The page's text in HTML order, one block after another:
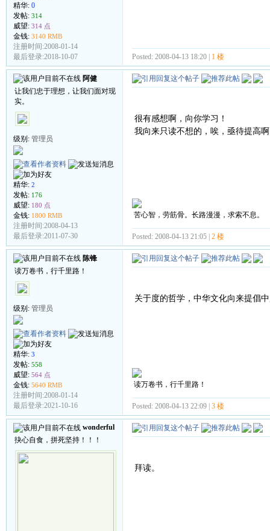
精华: 0
发帖: 314
威望: 314 点
金钱: 3140 RMB
注册时间:2008-01-14
最后登录:2018-10-07
Posted: 2008-04-13 18:20 | 1 楼
阿健
让我们忠于理想，让我们面对现
实。
级别: 管理员
精华: 2
发帖: 176
威望: 180 点
金钱: 1800 RMB
注册时间:2008-04-13
最后登录:2011-07-30
很有感想啊，向你学习！
我向来只读不想的，唉，亟待提高
苦心智，劳筋骨。长路漫漫，求索不息。
Posted: 2008-04-13 21:05 | 2 楼
陈锋
读万卷书，行千里路！
级别: 管理员
精华: 3
发帖: 558
威望: 564 点
金钱: 5640 RMB
注册时间:2008-01-14
最后登录:2021-10-16
关于度的哲学，中华文化向来提倡
读万卷书，行千里路！
Posted: 2008-04-13 22:09 | 3 楼
wonderful
抉心自食，拼死坚持！！！
拜读。